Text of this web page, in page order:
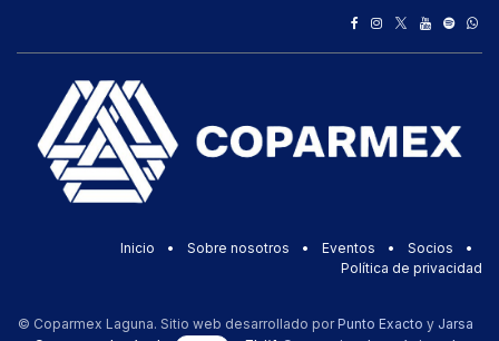
Inicio • Sobre nosotros • Eventos • Socios
•
Política de privacidad
© Coparmex Laguna. Sitio web desarrollado por Punto Exacto y Jarsa